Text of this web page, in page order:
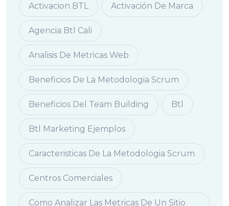
Activacion BTL Activación De Marca
Agencia Btl Cali
Analisis De Metricas Web
Beneficios De La Metodologia Scrum
Beneficios Del Team Building Btl
Btl Marketing Ejemplos
Caracteristicas De La Metodologia Scrum
Centros Comerciales
Como Analizar Las Metricas De Un Sitio